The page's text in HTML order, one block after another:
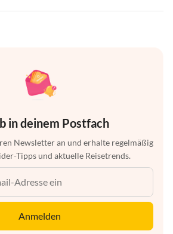
in deinem Postfach
Newsletter an und erhalte regelmäßig
Tipps und aktuelle Reisetrends.
Anmelden